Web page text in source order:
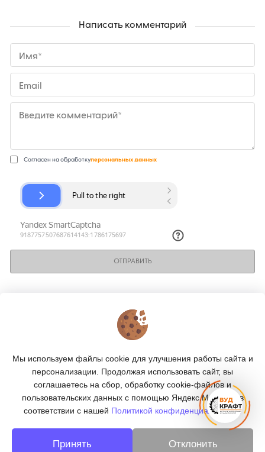
Написать комментарий
Имя*
Email
Введите комментарий*
Согласен на обработкуперсональных данных
ОТПРАВИТЬ
КАТАЛОГ
Мы используем файлы cookie для улучшения работы сайта и
персонализации. Продолжая использовать сайт, вы
соглашаетесь на сбор, обработку cookie-файлов и
пользовательских данных с помощью Яндекс.Метрика, в
соответствии с нашей Политикой конфиденциальности.
Принять Отклонить